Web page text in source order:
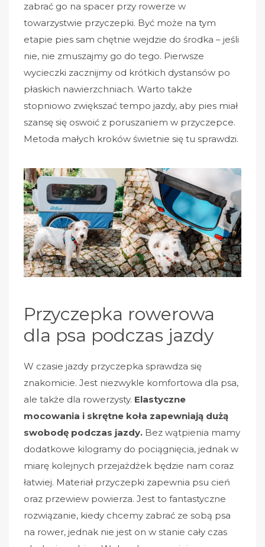
zabrać go na spacer przy rowerze w
towarzystwie przyczepki. Być może na tym
etapie pies sam chętnie wejdzie do środka – jeśli
nie, nie zmuszajmy go do tego. Pierwsze
wycieczki zacznijmy od krótkich dystansów po
płaskich nawierzchniach. Warto także
stopniowo zwiększać tempo jazdy, aby pies miał
szansę się oswoić z poruszaniem w przyczepce.
Metoda małych kroków świetnie się tu sprawdzi.
Przyczepka rowerowa
dla psa podczas jazdy
W czasie jazdy przyczepka sprawdza się
znakomicie. Jest niezwykle komfortowa dla psa,
ale także dla rowerzysty. Elastyczne
mocowania i skrętne koła zapewniają dużą
swobodę podczas jazdy. Bez wątpienia mamy
dodatkowe kilogramy do pociągnięcia, jednak w
miarę kolejnych przejażdżek będzie nam coraz
łatwiej. Materiał przyczepki zapewnia psu cień
oraz przewiew powierza. Jest to fantastyczne
rozwiązanie, kiedy chcemy zabrać ze sobą psa
na rower, jednak nie jest on w stanie cały czas